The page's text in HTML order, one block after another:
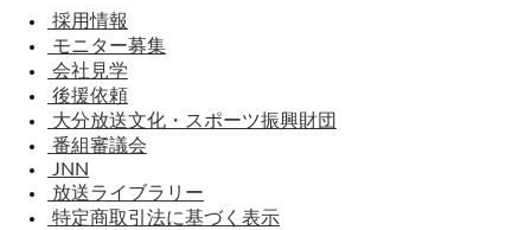
採用情報
モニター募集
会社見学
後援依頼
大分放送文化・スポーツ振興財団
番組審議会
JNN
放送ライブラリー
特定商取引法に基づく表示